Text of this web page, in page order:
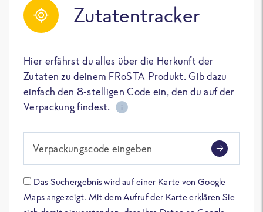
Zutatentracker
Hier erfährst du alles über die Herkunft der
Zutaten zu deinem FRoSTA Produkt. Gib dazu
einfach den 8-stelligen Code ein, den du auf der
Verpackung findest.
i
Verpackungscode eingeben
Das Suchergebnis wird auf einer Karte von Google
Maps angezeigt. Mit dem Aufruf der Karte erklären Sie